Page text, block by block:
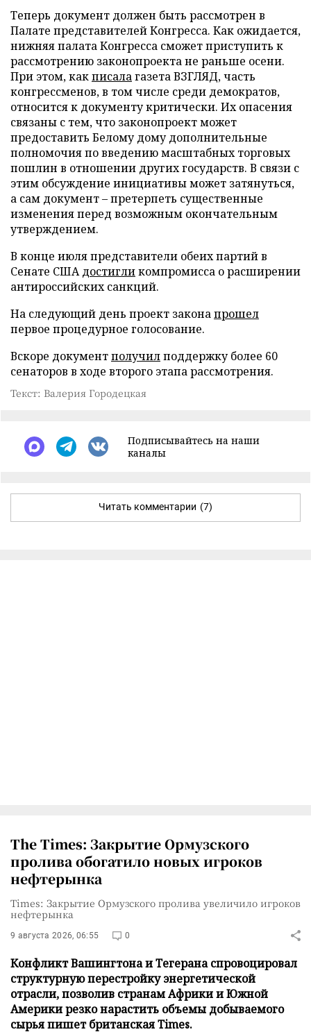
Теперь документ должен быть рассмотрен в
Палате представителей Конгресса. Как ожидается,
нижняя палата Конгресса сможет приступить к
рассмотрению законопроекта не раньше осени.
При этом, какписалагазета ВЗГЛЯД, часть
конгрессменов, в том числе среди демократов,
относится к документу критически. Их опасения
связаны с тем, что законопроект может
предоставить Белому дому дополнительные
полномочия по введению масштабных торговых
пошлин в отношении других государств. В связи с
этим обсуждение инициативы может затянуться,
а сам документ – претерпеть существенные
изменения перед возможным окончательным
утверждением.
В конце июля представители обеих партий в
Сенате СШАдостигликомпромисса о расширении
антироссийских санкций.
На следующий день проект законапрошел
первое процедурное голосование.
Вскоре документполучилподдержку более 60
сенаторов в ходе второго этапа рассмотрения.
Текст: Валерия Городецкая
Подписывайтесь на наши
каналы
Читать комментарии (7)
The Times: Закрытие Ормузского
пролива обогатило новых игроков
нефтерынка
Times: Закрытие Ормузского пролива увеличило игроков
нефтерынка
9 августа 2026, 06:55 0
Конфликт Вашингтона и Тегерана спровоцировал
структурную перестройку энергетической
отрасли, позволив странам Африки и Южной
Америки резко нарастить объемы добываемого
сырья пишет британская Times.